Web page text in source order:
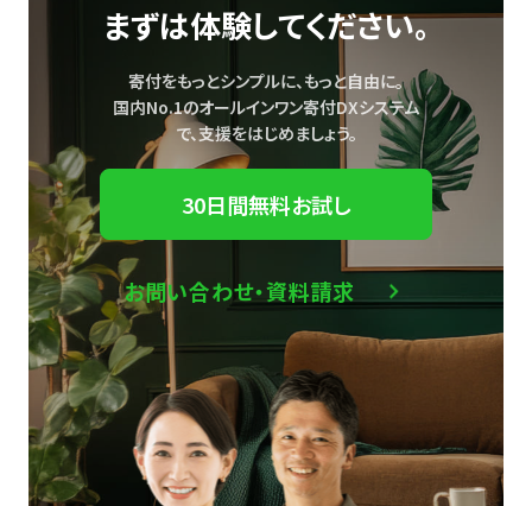
まずは体験してください。
寄付をもっとシンプルに、もっと自由に。
国内No.1のオールインワン寄付DXシステム
で、支援をはじめましょう。
30日間無料お試し
お問い合わせ・資料請求